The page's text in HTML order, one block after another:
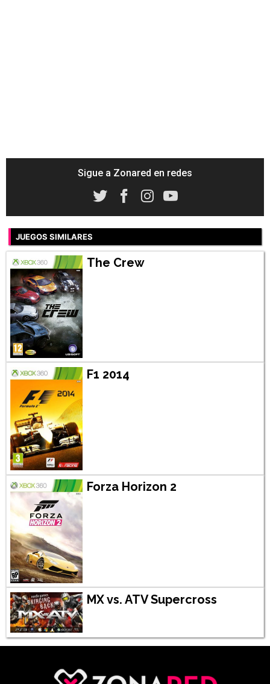
Sigue a Zonared en redes
JUEGOS SIMILARES
The Crew
F1 2014
Forza Horizon 2
MX vs. ATV Supercross